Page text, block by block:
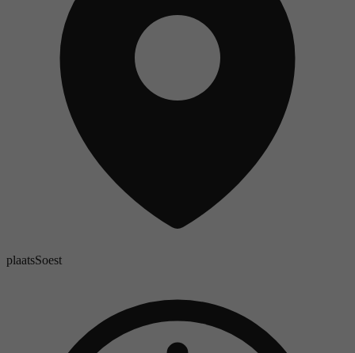
plaatsSoest